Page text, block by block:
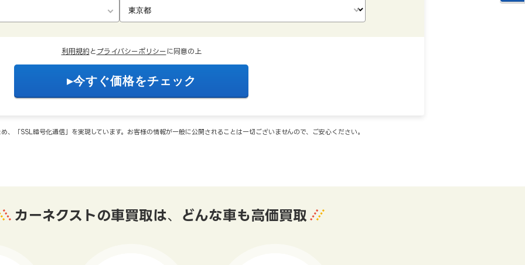
利用規約 と プライバシーポリシー に同意の上
、「SSL暗号化通信」を実現しています。お客様の情報が一般に公開されることは一切ございませんので、ご安心ください。
カーネクストの車買取は、 どんな車も高価買取